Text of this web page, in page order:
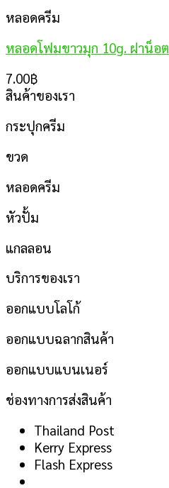
หลอดครีม
หลอดโฟมขาวมุก 10g. ฝาน็อต
7.00฿
สินค้าของเรา
กระปุกครีม
ขวด
หลอดครีม
หัวปั้ม
แกลลอน
บริการของเรา
ออกแบบโลโก้
ออกแบบฉลากสินค้า
ออกแบบแบนเนอร์
ช่องทางการส่งสินค้า
Thailand Post
Kerry Express
Flash Express